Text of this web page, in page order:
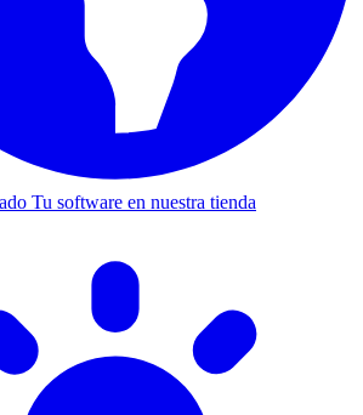
Tu software en nuestra tienda